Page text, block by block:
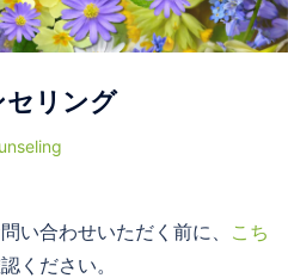
セリング
い合わせいただく前に、 こち
ください。